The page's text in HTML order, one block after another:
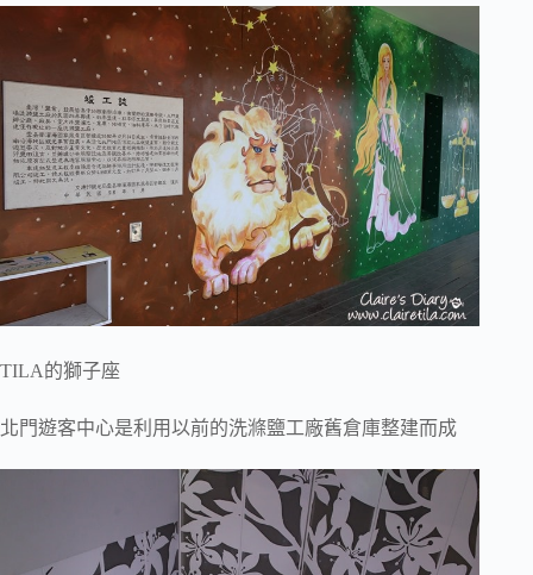
TILA的獅子座
北門遊客中心是利用以前的洗滌鹽工廠舊倉庫整建而成